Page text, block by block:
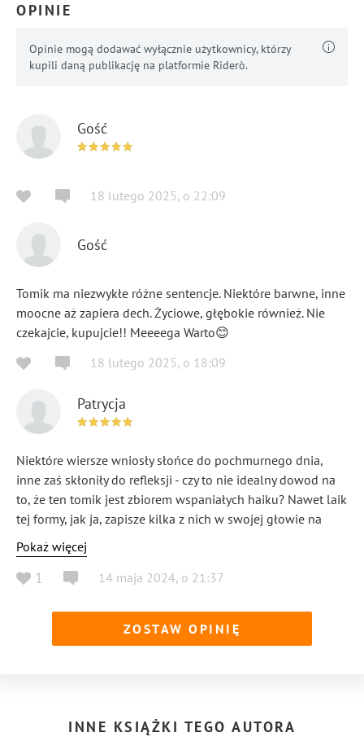
OPINIE
Opinie mogą dodawać wyłącznie użytkownicy, którzy
kupili daną publikację na platformie Riderò.
Gość
18 lutego 2025, o 22:09
Gość
Tomik ma niezwykłe różne sentencje. Niektóre barwne, inne
moocne aż zapiera dech. Życiowe, głębokie również. Nie
czekajcie, kupujcie!! Meeeega Warto😊
18 lutego 2025, o 18:09
Patrycja
Niektóre wiersze wniosły słońce do pochmurnego dnia,
inne zaś skłoniły do refleksji - czy to nie idealny dowod na
to, że ten tomik jest zbiorem wspaniałych haiku? Nawet laik
tej formy, jak ja, zapisze kilka z nich w swojej głowie na
dłużej. No i jeszcze wisieńka - okładka - jakaż ona jest
piękna. Moje serduszko zostało oczarowane i polecam
każdemu jako "must have" domowej biblioteczki.
Pokaż więcej
1 14 maja 2024, o 21:37
ZOSTAW OPINIĘ
INNE KSIĄŻKI TEGO AUTORA